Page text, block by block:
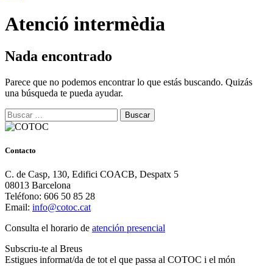
Atenció intermèdia
Nada encontrado
Parece que no podemos encontrar lo que estás buscando. Quizás
una búsqueda te pueda ayudar.
Buscar:
Contacto
C. de Casp, 130, Edifici COACB, Despatx 5
08013 Barcelona
Teléfono: 606 50 85 28
Email: info@cotoc.cat
Consulta el horario de atención presencial
Subscriu-te al Breus
Estigues informat/da de tot el que passa al COTOC i el món